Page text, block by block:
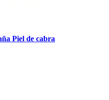
Piel de cabra